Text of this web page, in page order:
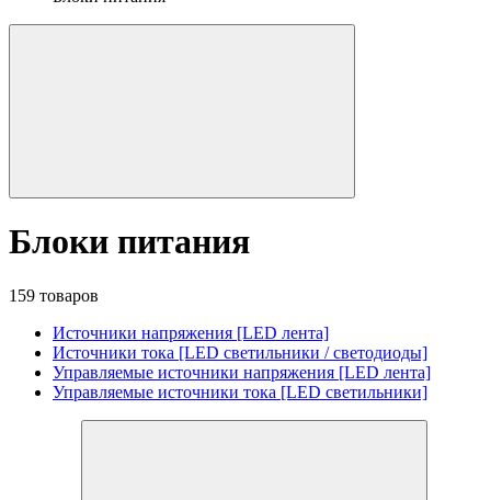
Блоки питания
159 товаров
Источники напряжения [LED лента]
Источники тока [LED светильники / светодиоды]
Управляемые источники напряжения [LED лента]
Управляемые источники тока [LED светильники]